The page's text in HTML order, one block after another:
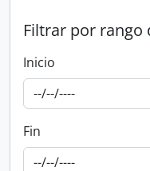
Filtrar por rango
Inicio
Fin